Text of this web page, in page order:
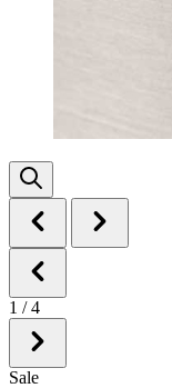
1 / 4
Sale